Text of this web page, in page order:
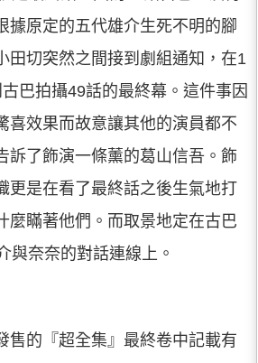
據原定的五代雄介生死不明的腳
田切突然之間接到劇組通知，在1
巴拍攝49話的最終幕。這件事因
喜效果而故意讓其他的演員都不
訴了飾演一條薰的葛山信吾。飾
更是在看了最終話之後生氣地打
麼瞞著他們。而取景地定在古巴
與奈奈的對話連線上。
售的『超全集』最終卷中記載有